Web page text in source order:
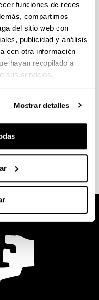
funciones de redes
compartimos
del sitio web con
publicidad y análisis
con otra información
hayan recopilado a
sus servicios.
Mostrar detalles
( Catia, NX,
para la realización
de CAD(Catia, NX,